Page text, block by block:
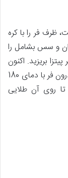
ظرف فر را با کره
و سس بشامل را
بریزید. اکنون
گراتن بادمجان شما آماده پخت است. گراتن را درون فر با دمای 180
قرار دهید تا روی آن طلایی